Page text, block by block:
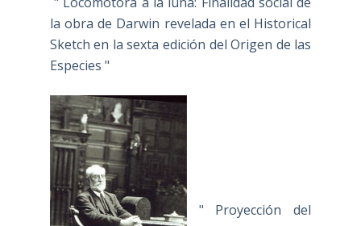
la obra de Darwin revelada en el Historical
Sketch en la sexta edición del Origen de las
Especies "
" Proyección del